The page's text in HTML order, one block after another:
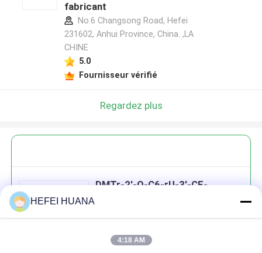
fabricant
No.6 Changsong Road, Hefei
231602, Anhui Province, China. ,LA
CHINE
5.0
Fournisseur vérifié
Regardez plus
DMTr-2'-O-C6-rU-3'-CE-
HEFEI HUANA
4:18 AM